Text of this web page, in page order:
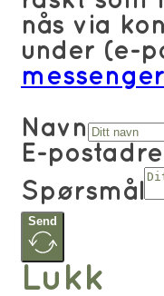
nås via
under (e-
Navn
E-
Spørsmål
Send
Lukk